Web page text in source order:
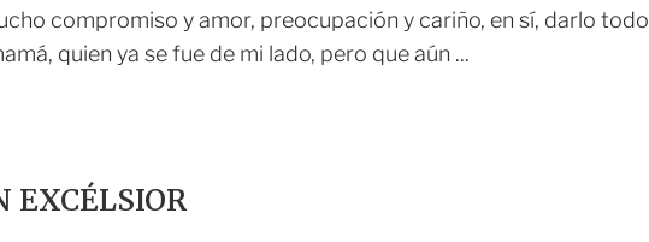
compromiso y amor, preocupación y cariño, en sí, darlo todo
quien ya se fue de mi lado, pero que aún ...
EXCÉLSIOR